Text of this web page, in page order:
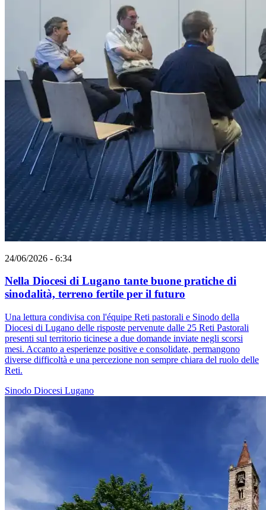
24/06/2026 - 6:34
Nella Diocesi di Lugano tante buone pratiche di
sinodalità, terreno fertile per il futuro
Una lettura condivisa con l'équipe Reti pastorali e Sinodo della
Diocesi di Lugano delle risposte pervenute dalle 25 Reti Pastorali
presenti sul territorio ticinese a due domande inviate negli scorsi
mesi. Accanto a esperienze positive e consolidate, permangono
diverse difficoltà e una percezione non sempre chiara del ruolo delle
Reti.
Sinodo Diocesi Lugano